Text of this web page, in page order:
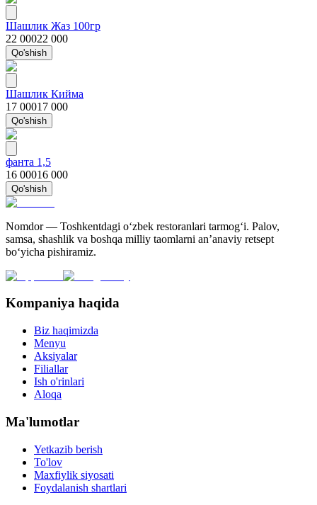
Шашлик Жаз 100гр
22 00022 000
Qo'shish
Шашлик Кийма
17 00017 000
Qo'shish
фанта 1,5
16 00016 000
Qo'shish
Nomdor — Toshkentdagi oʻzbek restoranlari tarmogʻi. Palov,
samsa, shashlik va boshqa milliy taomlarni an’anaviy retsept
bo‘yicha pishiramiz.
Kompaniya haqida
Biz haqimizda
Menyu
Aksiyalar
Filiallar
Ish o'rinlari
Aloqa
Ma'lumotlar
Yetkazib berish
To'lov
Maxfiylik siyosati
Foydalanish shartlari